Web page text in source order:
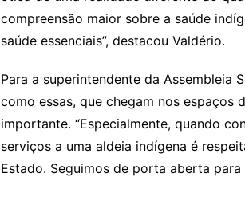
compreensão maior sobre a saúde
saúde essenciais”, destacou Valdério.
Para a superintendente da Assembleia
como essas, que chegam nos espaços
importante. “Especialmente, quando
serviços a uma aldeia indígena é
Estado. Seguimos de porta aberta para